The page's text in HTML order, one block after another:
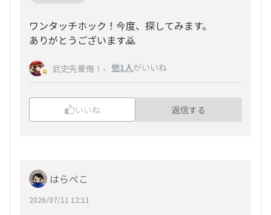
ワンタッチホック！今度、探してみます。
ありがとうございます🙇
武史先輩俺！ 、 他1人がいいね
いいね 返信する
はらぺこ
2026/07/11 12:11